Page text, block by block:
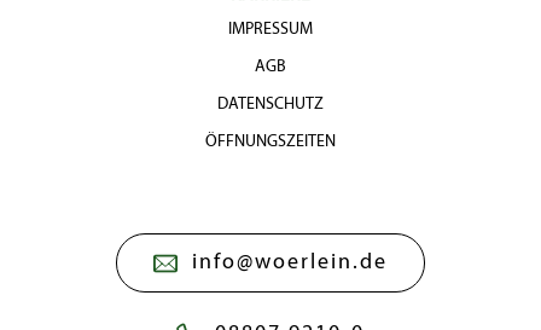
IMPRESSUM
AGB
DATENSCHUTZ
ÖFFNUNGSZEITEN
info@woerlein.de